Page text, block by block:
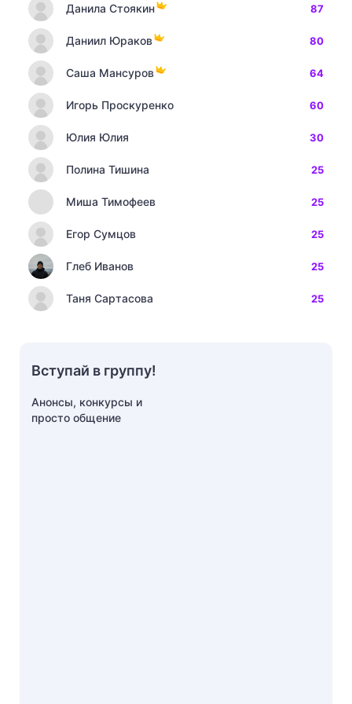
Данила Стоякин 87
Даниил Юраков 80
Саша Мансуров 64
Игорь Проскуренко 60
Юлия Юлия 30
Полина Тишина 25
Миша Тимофеев 25
Егор Сумцов 25
Глеб Иванов 25
Таня Сартасова 25
Вступай в группу!
Анонсы, конкурсы и
просто общение